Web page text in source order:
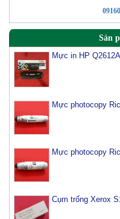
Sản
Mực in HP Q2612A
Mực photocopy
Mực photocopy
Cụm trống Xerox